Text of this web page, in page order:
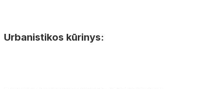
Urbanistikos kūrinys: